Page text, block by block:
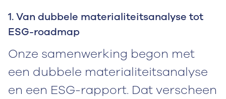
1. Van dubbele materialiteitsanalyse tot
ESG-roadmap
Onze samenwerking begon met
een dubbele materialiteitsanalyse
en een ESG-rapport. Dat verscheen